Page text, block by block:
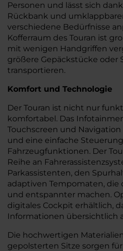
Personen und lässt sich
Rückbank und
verschiedene Bedürfnisse
Kofferraum des Touran ist
mit wenigen Handgriffen
größere Gepäckstücke oder
transportieren.
Komfort und Technologie
Der Touran ist nicht nur
komfortabel. Das
Touchscreen und
und eine einfache
Fahrzeugfunktionen. Der
Reihe an
Parkassistenten, den
adaptiven Tempomaten, die
und entspannter machen.
digitales Cockpit erhältlich,
Informationen übersichtlich
Die hochwertigen
gepolsterten Sitze sorgen